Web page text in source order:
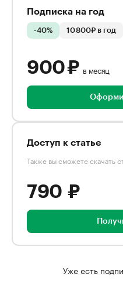
Подписка на год
-40% 10 800₽ в год
900 ₽ в месяц
Доступ к статье
Также вы сможете скачать
790 ₽
Уже есть